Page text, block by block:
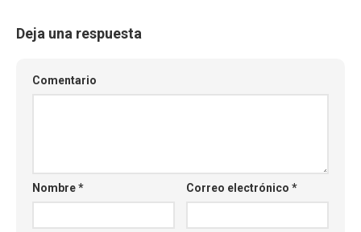
Deja una respuesta
Comentario
Nombre* Correo electrónico*